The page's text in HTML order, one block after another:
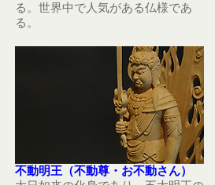
る。世界中で人気がある仏様であ
る。
不動明王（不動尊・お不動さん）